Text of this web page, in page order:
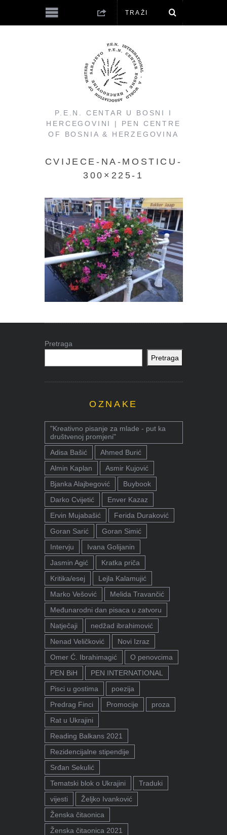
P.E.N. CENTAR U BOSNI I
HERCEGOVINI | PEN CENTRE
OF BOSNIA & HERZEGOVINA
CVIJECE-NA-MOSTICU-
300×225-1
Pretraga
Pretraga
OZNAKE
"Kreativno pisanje za mlade - put ka
društvenoj promjeni"
Adisa Bašić
Ahmed Burić
Almin Kaplan
Asmir Kujović
Bjanka Alajbegović
Buybook
Darko Cvijetić
Enver Kazaz
Ervin Mujabašić
Ferida Duraković
Goran Sarić
Goran Simić
Intervju
Ivana Golijanin
Jasmin Agić
Kratka priča
Kritika/esej
Lejla Kalamujić
Marko Vešović
Melida Travančić
Međunarodni dan pisaca u zatvoru
Natječaji
nedžad ibrahimović
Nenad Veličković
Novi Izraz
Omer Ć. Ibrahimagić
O penovcima
PEN BiH
PEN INTERNATIONAL
Pisci u gostima
poezija
Predrag Finci
Promocije
proza
Rat u Ukrajini
Reading Balkans 2021
Rezidencijalne stipendije
Srđan Sekulić
Tematski blok o Ukrajini
Traduki
vijesti
Željko Ivanković
Ženska čitaonica
Ženska čitaonica 2021